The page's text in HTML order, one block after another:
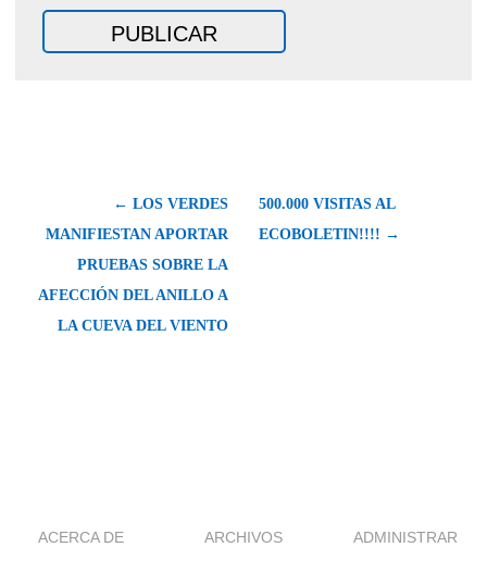
← LOS VERDES
MANIFIESTAN APORTAR
PRUEBAS SOBRE LA
AFECCIÓN DEL ANILLO A
LA CUEVA DEL VIENTO
500.000 VISITAS AL
ECOBOLETIN!!!! →
ACERCA DE ARCHIVOS ADMINISTRAR